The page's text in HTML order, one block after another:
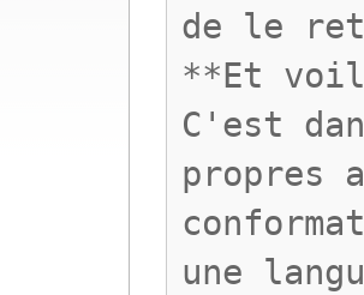
de le
**Et
C'est
propres
une